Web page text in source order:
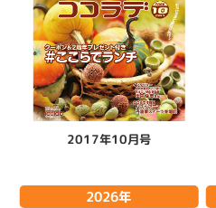
2017年10月号
2026年